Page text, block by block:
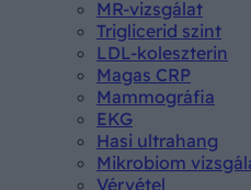
MR-vizsgálat
Triglicerid szint
LDL-koleszterin
Magas CRP
Mammográfia
EKG
Hasi ultrahang
Mikrobiom
Vérvétel